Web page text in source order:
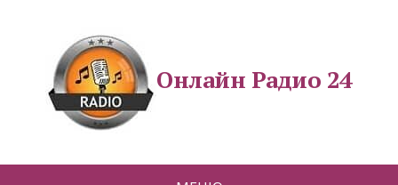
Онлайн Радио 24